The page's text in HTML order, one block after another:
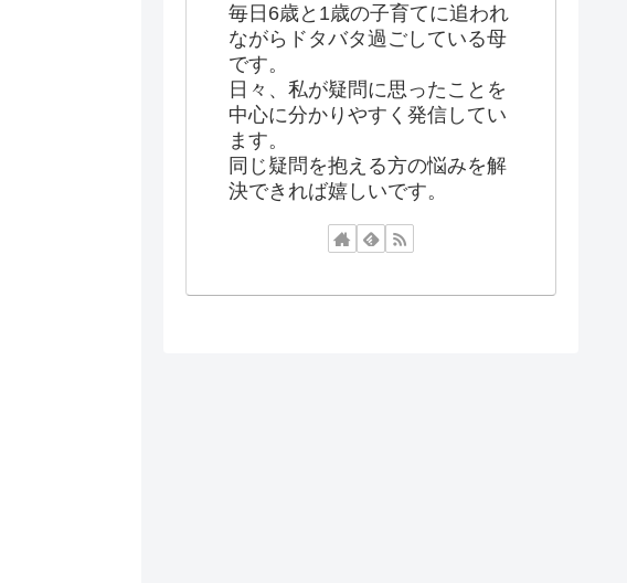
毎日6歳と1歳の子育てに追われ
ながらドタバタ過ごしている母
です。
日々、私が疑問に思ったことを
中心に分かりやすく発信してい
ます。
同じ疑問を抱える方の悩みを解
決できれば嬉しいです。